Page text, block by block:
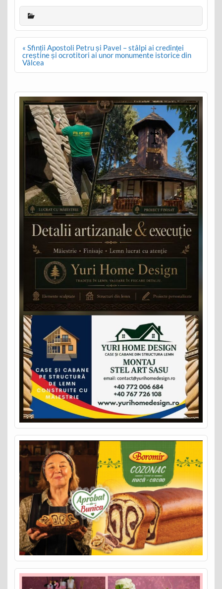
Post
navigation
« Sfinții Apostoli Petru și Pavel – stâlpi ai credinței
creștine și ocrotitori ai unor monumente istorice din
Vâlcea